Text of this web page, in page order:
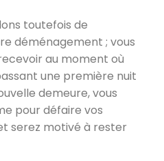
toutefois de
déménagement ; vous
au moment où
une première nuit
demeure, vous
pour défaire vos
serez motivé à rester